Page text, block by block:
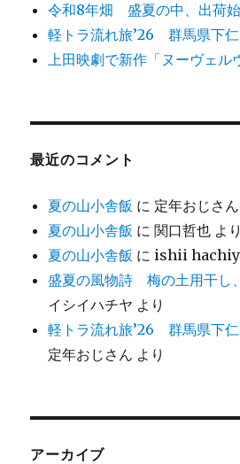
令和8年畑 盛夏の中、出荷
軽トラ流れ旅’26 群馬県下
上田映劇で新作「ヌーヴェル
最近のコメント
夏の山小舎飯 に 定年おじさん
夏の山小舎飯 に関口哲也 より
夏の山小舎飯 に ishii
盛夏の風物詩 梅の土用干し
イシイハチヤ より
軽トラ流れ旅’26 群馬県下
定年おじさん より
アーカイブ